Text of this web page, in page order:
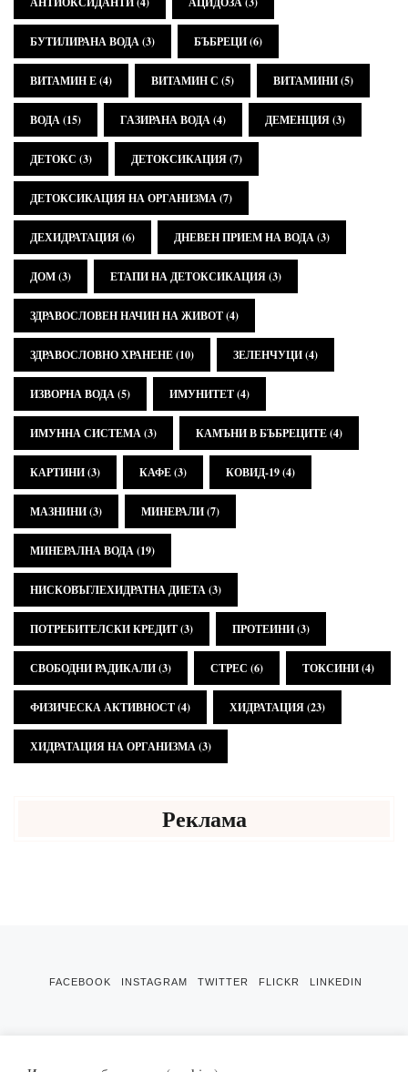
БУТИЛИРАНА ВОДА(3) БЪБРЕЦИ(6)
ВИТАМИН Е(4) ВИТАМИН С (5) ВИТАМИНИ(5)
ВОДА(15) ГАЗИРАНА ВОДА(4) ДЕМЕНЦИЯ(3)
ДЕТОКС (3) ДЕТОКСИКАЦИЯ(7)
ДЕТОКСИКАЦИЯ НА ОРГАНИЗМА(7)
ДЕХИДРАТАЦИЯ(6) ДНЕВЕН ПРИЕМ НА ВОДА(3)
ДОМ(3) ЕТАПИ НА ДЕТОКСИКАЦИЯ(3)
ЗДРАВОСЛОВЕН НАЧИН НА ЖИВОТ(4)
ЗДРАВОСЛОВНО ХРАНЕНЕ(10) ЗЕЛЕНЧУЦИ(4)
ИЗВОРНА ВОДА(5) ИМУНИТЕТ(4)
ИМУННА СИСТЕМА(3) КАМЪНИ В БЪБРЕЦИТЕ(4)
КАРТИНИ(3) КАФЕ(3) КОВИД-19(4)
МАЗНИНИ(3) МИНЕРАЛИ(7)
МИНЕРАЛНА ВОДА(19)
НИСКОВЪГЛЕХИДРАТНА ДИЕТА(3)
ПОТРЕБИТЕЛСКИ КРЕДИТ(3) ПРОТЕИНИ(3)
СВОБОДНИ РАДИКАЛИ(3) СТРЕС (6) ТОКСИНИ(4)
ФИЗИЧЕСКА АКТИВНОСТ(4) ХИДРАТАЦИЯ(23)
ХИДРАТАЦИЯ НА ОРГАНИЗМА(3)
Реклама
FACEBOOK INSTAGRAM TWITTER FLICKR LINKEDIN